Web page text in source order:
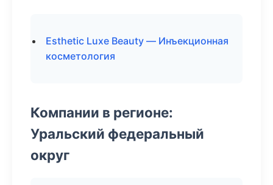
Esthetic Luxe Beauty — Инъекционная
косметология
Компании в регионе:
Уральский федеральный
округ